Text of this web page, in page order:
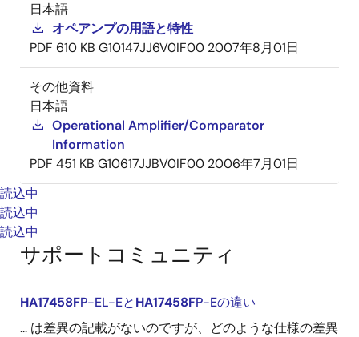
日本語
オペアンプの用語と特性
PDF 610 KB G10147JJ6V0IF00 2007年8月01日
その他資料
日本語
Operational Amplifier/Comparator
Information
PDF 451 KB G10617JJBV0IF00 2006年7月01日
読込中
読込中
読込中
サポートコミュニティ
HA17458FP-EL-EとHA17458FP-Eの違い
... は差異の記載がないのですが、どのような仕様の差異